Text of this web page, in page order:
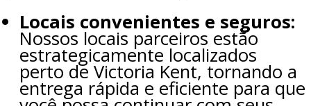
Locais convenientes e seguros:
Nossos locais parceiros estão
estrategicamente localizados
perto de Victoria Kent, tornando a
entrega rápida e eficiente para que